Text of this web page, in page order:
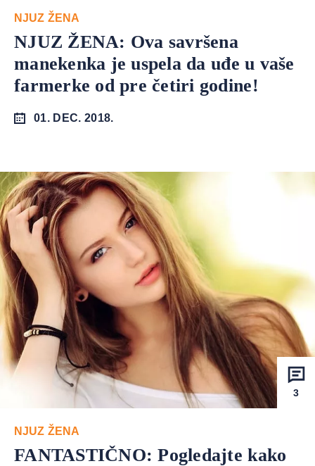
NJUZ ŽENA
NJUZ ŽENA: Ova savršena
manekenka je uspela da uđe u vaše
farmerke od pre četiri godine!
01. DEC. 2018.
3
NJUZ ŽENA
FANTASTIČNO: Pogledajte kako